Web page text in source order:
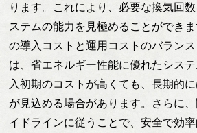
ります。これにより、必要な換気回
ステムの能力を見極めることができ
の導入コストと運用コストのバラン
は、省エネルギー性能に優れたシス
入初期のコストが高くても、長期的
が見込める場合があります。さらに
イドラインに従うことで、安全で効